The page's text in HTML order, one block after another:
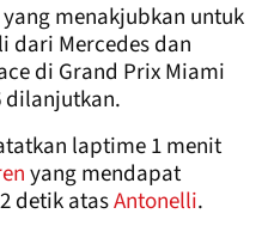
menakjubkan untuk
dari Mercedes dan
di Grand Prix Miami
dilanjutkan.
laptime 1 menit
yang mendapat
detik atasAntonelli.